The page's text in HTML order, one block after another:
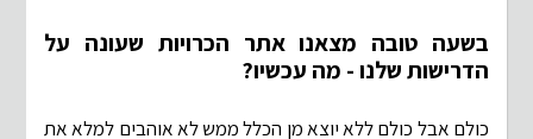
בשעה טובה מצאנו אתר הכרויות שעונה על
הדרישות שלנו - מה עכשיו?
כולם אבל כולם ללא יוצא מן הכלל ממש לא אוהבים למלא את